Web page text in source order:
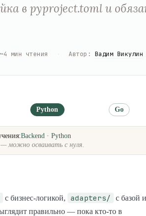
в pyproject.toml и
~4 мин чтения Автор : Вадим Викулин
Python Go
Backend · Python
можно осваивать с нуля.
с бизнес-логикой, adapters/
с базой и
правильно — пока кто-то в